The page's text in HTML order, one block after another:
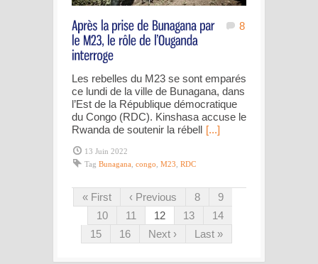
8
Les rebelles du M23 se sont emparés
ce lundi de la ville de Bunagana, dans
l’Est de la République démocratique
du Congo (RDC). Kinshasa accuse le
Rwanda de soutenir la rébell [...]
13 Juin 2022
Tag Bunagana congo M23 RDC
« First ‹ Previous 8
9
10
11 12 13
14
15
16 Next › Last »